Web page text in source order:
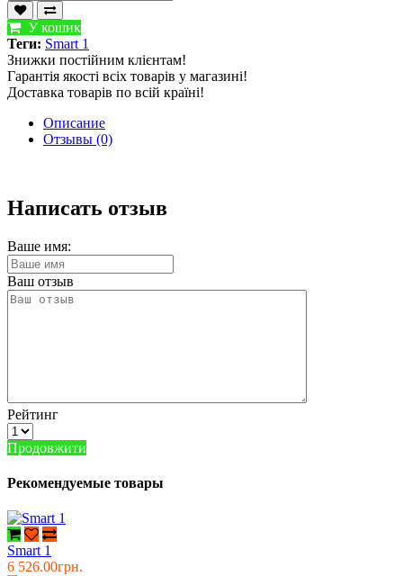
У кошик
Теги: Smart 1
Знижки постійним клієнтам!
Гарантія якості всіх товарів у магазині!
Доставка товарів по всій країні!
Описание
Отзывы (0)
Написать отзыв
Ваше имя:
Ваш отзыв
Рейтинг
Продовжити
Рекомендуемые товары
Smart 1
6 526.00грн.